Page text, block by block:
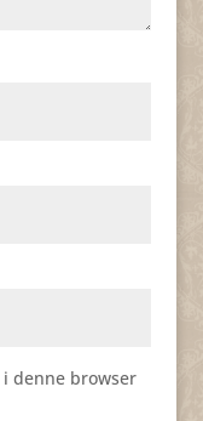
denne browser